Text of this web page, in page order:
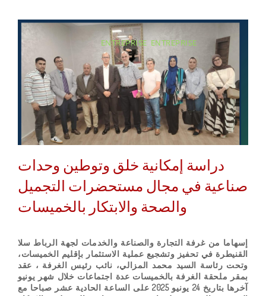
ENTREPRISE ENTREPRISE
دراسة إمكانية خلق وتوطين وحدات
صناعية في مجال مستحضرات التجميل
والصحة والابتكار بالخميسات
إسهاما من غرفة التجارة والصناعة والخدمات لجهة الرباط سلا
القنيطرة في تحفيز وتشجيع عملية الاستثمار بإقليم الخميسات،
وتحت رئاسة السيد محمد المزالي، نائب رئيس الغرفة ، عقد
بمقر ملحقة الغرفة بالخميسات عدة اجتماعات خلال شهر يونيو
آخرها بتاريخ 24 يونيو 2025 على الساعة الحادية عشر صباحا مع